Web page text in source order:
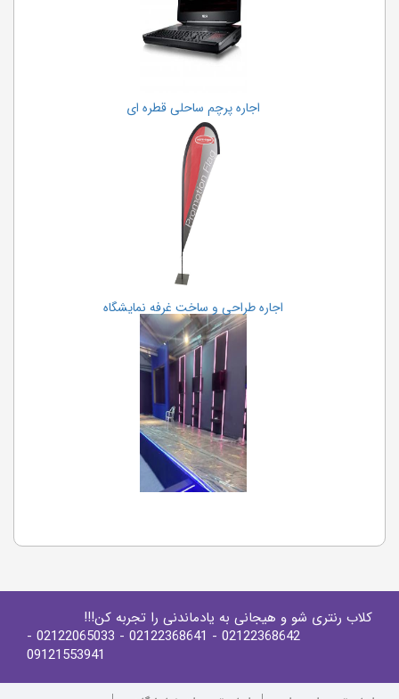
کلاب رنتری شو و هیجانی به یادماندنی را تجربه کن!!!
02122368642
- 02122368641
- 02122065033
-
09121553941